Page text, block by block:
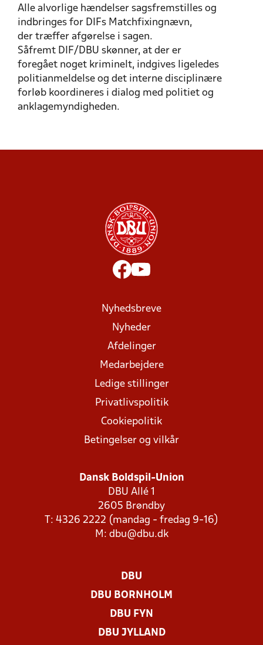
Alle alvorlige hændelser sagsfremstilles og
indbringes for DIFs Matchfixingnævn,
der træffer afgørelse i sagen.
Såfremt DIF/DBU skønner, at der er
foregået noget kriminelt, indgives ligeledes
politianmeldelse og det interne disciplinære
forløb koordineres i dialog med politiet og
anklagemyndigheden.
Nyhedsbreve
Nyheder
Afdelinger
Medarbejdere
Ledige stillinger
Privatlivspolitik
Cookiepolitik
Betingelser og vilkår
Dansk Boldspil-Union
DBU Allé 1
2605 Brøndby
T: 4326 2222 (mandag - fredag 9-16)
M: dbu@dbu.dk
DBU
DBU BORNHOLM
DBU FYN
DBU JYLLAND